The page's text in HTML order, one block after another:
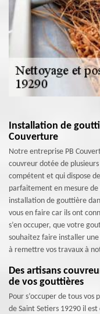
Installation de
Couverture
Notre entreprise PB
couvreur dotée de
compétent et qui dispose
parfaitement en mesure
installation de gouttière
vous en faire car ils ont
s’en occuper, que votre
souhaitez faire installer
à remettre vos travaux à
Des artisans
de vos gouttières
Pour s’occuper de tous
de Saint Setiers 19290 il